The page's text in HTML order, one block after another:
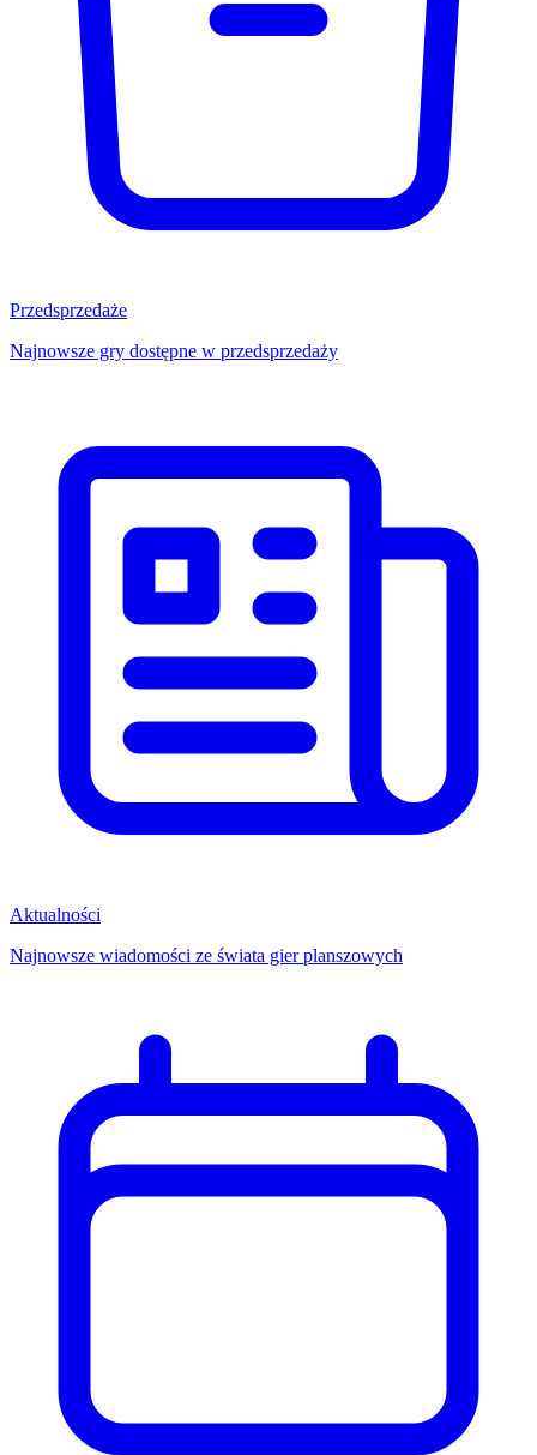
Przedsprzedaże
Najnowsze gry dostępne w przedsprzedaży
Aktualności
Najnowsze wiadomości ze świata gier planszowych